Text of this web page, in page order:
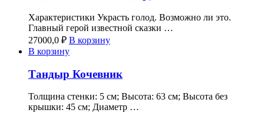
Характеристики Украсть голод. Возможно ли это.
Главный герой известной сказки …
27000,0 ₽ В корзину
В корзину
Тандыр Кочевник
Толщина стенки: 5 см; Высота: 63 см; Высота без
крышки: 45 см; Диаметр …